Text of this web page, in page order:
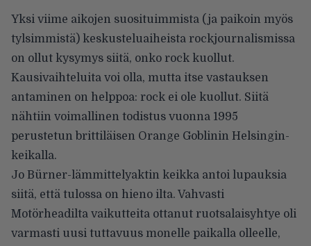
Yksi viime aikojen suosituimmista (ja paikoin myös
tylsimmistä) keskusteluaiheista rockjournalismissa
on ollut kysymys siitä, onko rock kuollut.
Kausivaihteluita voi olla, mutta itse vastauksen
antaminen on helppoa: rock ei ole kuollut. Siitä
nähtiin voimallinen todistus vuonna 1995
perustetun brittiläisen Orange Goblinin Helsingin-
keikalla.
Jo Bürner-lämmittelyaktin keikka antoi lupauksia
siitä, että tulossa on hieno ilta. Vahvasti
Motörheadilta vaikutteita ottanut ruotsalaisyhtye oli
varmasti uusi tuttavuus monelle paikalla olleelle,